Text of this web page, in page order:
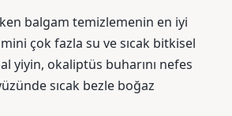
balgam temizlemenin en iyi
çok fazla su ve sıcak bitkisel
yiyin, okaliptüs buharını nefes
sıcak bezle boğaz